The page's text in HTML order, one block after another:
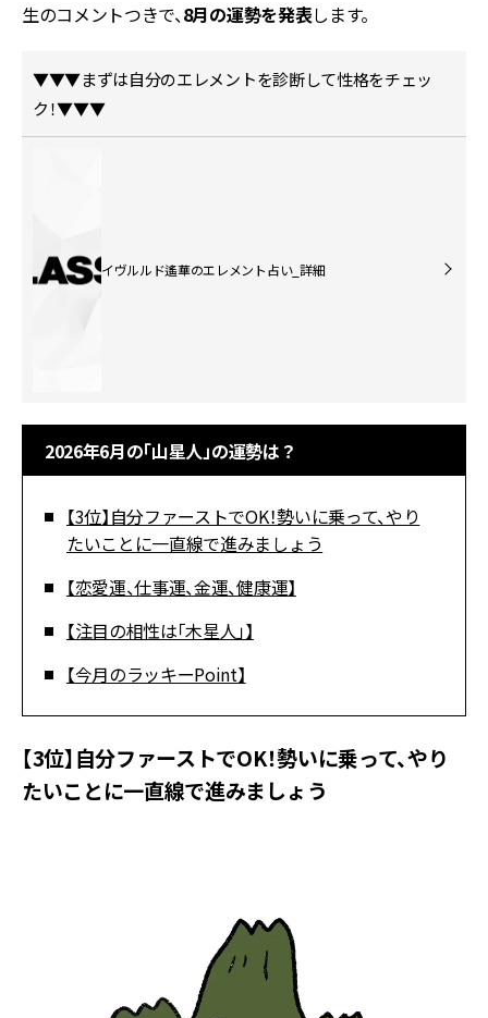
生のコメントつきで、8月の運勢を発表します。
▼▼▼まずは自分のエレメントを診断して性格をチェッ
ク！▼▼▼
イヴルルド遙華のエレメント占い_詳細
2026年6月の「山星人」の運勢は？
【3位】自分ファーストでOK！勢いに乗って、やり
たいことに一直線で進みましょう
【恋愛運、仕事運、金運、健康運】
【注目の相性は「木星人」】
【今月のラッキーPoint】
【3位】自分ファーストでOK！勢いに乗って、やり
たいことに一直線で進みましょう